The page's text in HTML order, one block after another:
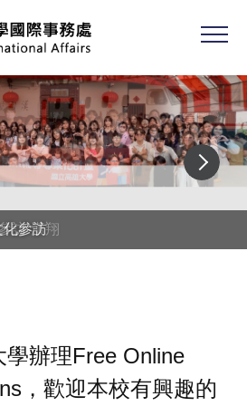
訪-漢翔
化參訪
學辦理Free Online
，歡迎本校有興趣的